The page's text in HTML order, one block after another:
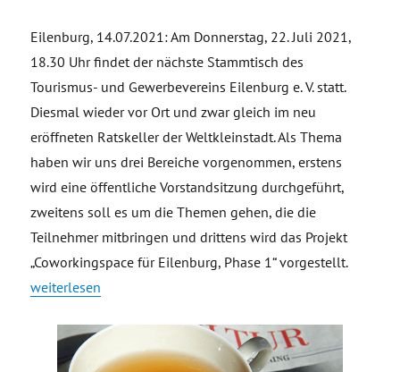
Eilenburg, 14.07.2021: Am Donnerstag, 22. Juli 2021,
18.30 Uhr findet der nächste Stammtisch des
Tourismus- und Gewerbevereins Eilenburg e. V. statt.
Diesmal wieder vor Ort und zwar gleich im neu
eröffneten Ratskeller der Weltkleinstadt. Als Thema
haben wir uns drei Bereiche vorgenommen, erstens
wird eine öffentliche Vorstandsitzung durchgeführt,
zweitens soll es um die Themen gehen, die die
Teilnehmer mitbringen und drittens wird das Projekt
„Coworkingspace für Eilenburg, Phase 1“ vorgestellt.
„#TGVeb lädt zur öffentlichen Vorstandsitzung, zum
weiterlesen